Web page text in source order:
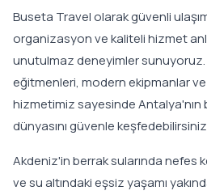
Buseta Travel olarak güvenli
organizasyon ve kaliteli hizmet
unutulmaz deneyimler sunuyoruz.
eğitmenleri, modern ekipmanlar
hizmetimiz sayesinde Antalya'nın
dünyasını güvenle
Akdeniz'in berrak sularında nefes
ve su altındaki eşsiz yaşamı